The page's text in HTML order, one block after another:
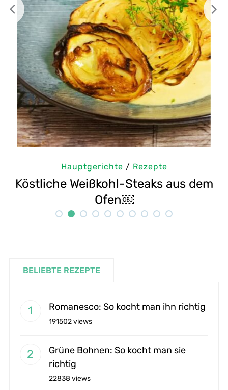
dem
Hauptgerichte/
Selbstgemachte Tahini:
Rezept
BELIEBTE REZEPTE
Romanesco: So kocht man ihn richtig
191502 views
Grüne Bohnen: So kocht man sie
richtig
22838 views